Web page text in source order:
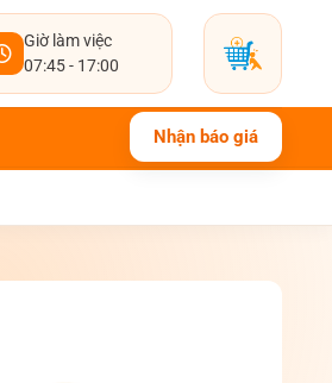
Giờ làm việc
07:45 - 17:00
Nhận báo giá